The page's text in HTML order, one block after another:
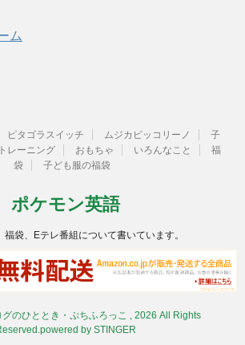
ム
ピタゴラスイッチ ムジカピッコリーノ
子
レーニング おもちゃ いろんなこと
福
袋
子ども服の福袋
ポケモン英語
福袋、Eテレ番組について書いています。
のひととき・ぷちふろっこ , 2026 All Rights
powered by STINGER